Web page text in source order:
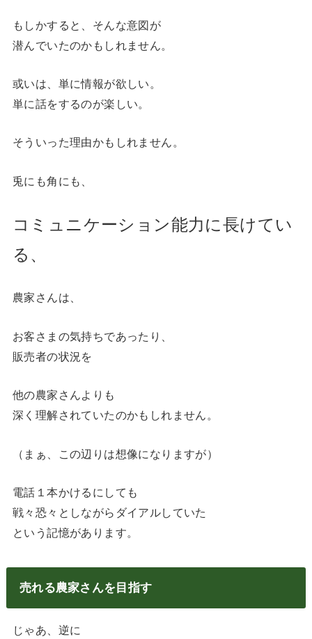
もしかすると、そんな意図が
潜んでいたのかもしれません。
或いは、単に情報が欲しい。
単に話をするのが楽しい。
そういった理由かもしれません。
兎にも角にも、
コミュニケーション能力に長けてい
る、
農家さんは、
お客さまの気持ちであったり、
販売者の状況を
他の農家さんよりも
深く理解されていたのかもしれません。
（まぁ、この辺りは想像になりますが）
電話１本かけるにしても
戦々恐々としながらダイアルしていた
という記憶があります。
売れる農家さんを目指す
じゃあ、逆に